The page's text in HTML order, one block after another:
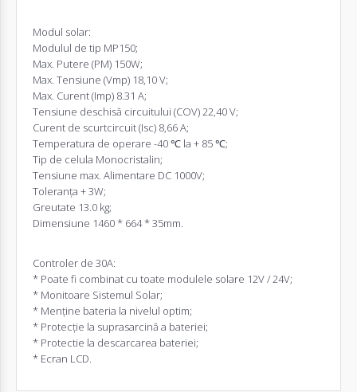
Modul solar:
Modulul de tip MP150;
Max. Putere (PM) 150W;
Max. Tensiune (Vmp) 18,10 V;
Max. Curent (Imp) 8.31 A;
Tensiune deschisă circuitului (COV) 22,40 V;
Curent de scurtcircuit (Isc) 8,66 A;
Temperatura de operare -40 ℃ la + 85 ℃;
Tip de celula Monocristalin;
Tensiune max. Alimentare DC 1000V;
Toleranța + 3W;
Greutate 13.0 kg;
Dimensiune 1460 * 664 * 35mm.
Controler de 30A:
* Poate fi combinat cu toate modulele solare 12V / 24V;
* Monitoare Sistemul Solar;
* Menține bateria la nivelul optim;
* Protecție la suprasarcină a bateriei;
* Protectie la descarcarea bateriei;
* Ecran LCD.